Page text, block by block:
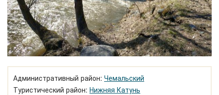
Административный район: Чемальский
Туристический район: Нижняя Катунь